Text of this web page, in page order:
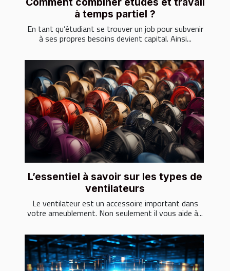
à temps partiel ?
En tant qu’étudiant se trouver un job pour subvenir
à ses propres besoins devient capital. Ainsi...
L’essentiel à savoir sur les types de
ventilateurs
Le ventilateur est un accessoire important dans
votre ameublement. Non seulement il vous aide à...